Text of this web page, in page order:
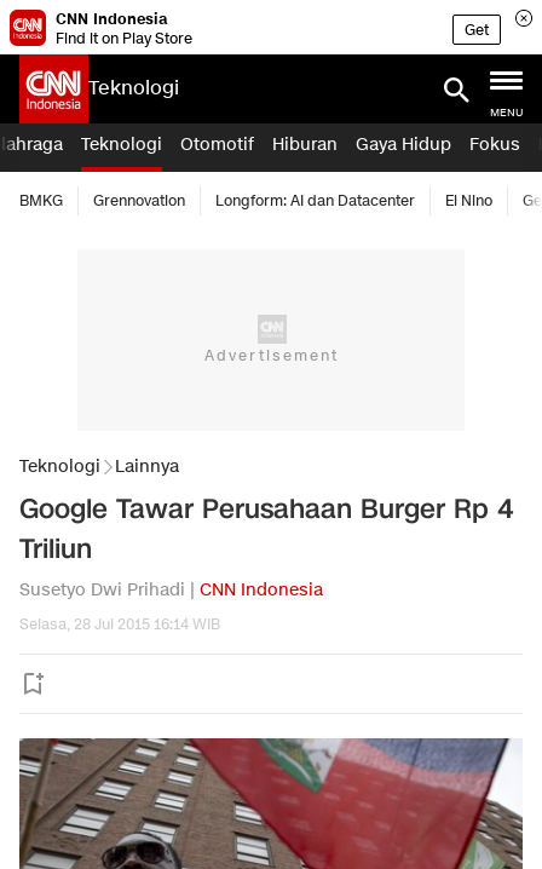
CNN Indonesia
Find it on Play Store
Get
Teknologi
MENU
Teknologi Otomotif Hiburan Gaya Hidup Fokus
BMKG Grennovation Longform: AI dan Datacenter El Nino
Teknologi Lainnya
Google Tawar Perusahaan Burger Rp 4
Triliun
Susetyo Dwi Prihadi | CNN Indonesia
Selasa, 28 Jul 2015 16:14 WIB